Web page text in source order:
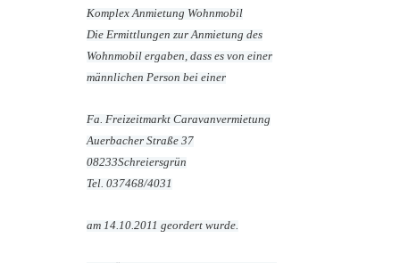
Komplex Anmietung Wohnmobil
Die Ermittlungen zur Anmietung des
Wohnmobil ergaben, dass es von einer
männlichen Person bei einer
Fa. Freizeitmarkt Caravanvermietung
Auerbacher Straße 37
08233Schreiersgrün
Tel. 037468/4031
am 14.10.2011 geordert wurde.